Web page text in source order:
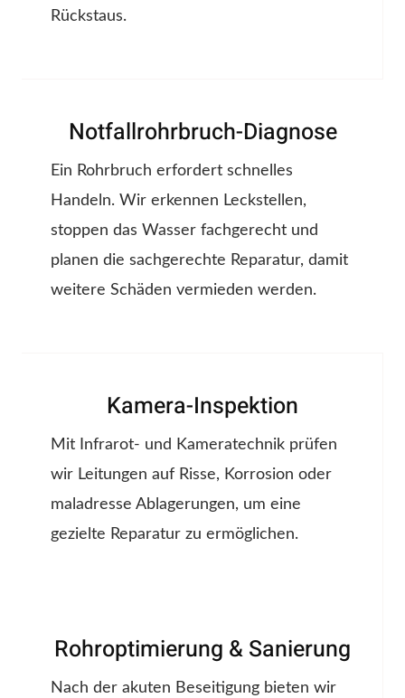
Rückstaus.
Notfallrohrbruch-Diagnose
Ein Rohrbruch erfordert schnelles
Handeln. Wir erkennen Leckstellen,
stoppen das Wasser fachgerecht und
planen die sachgerechte Reparatur, damit
weitere Schäden vermieden werden.
Kamera-Inspektion
Mit Infrarot- und Kameratechnik prüfen
wir Leitungen auf Risse, Korrosion oder
maladresse Ablagerungen, um eine
gezielte Reparatur zu ermöglichen.
Rohroptimierung & Sanierung
Nach der akuten Beseitigung bieten wir